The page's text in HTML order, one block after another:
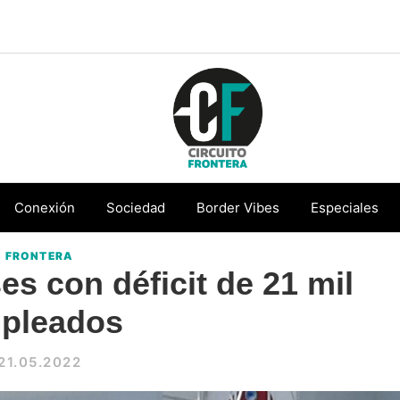
Conéctate
con
la
Conexión Sociedad Border Vibes Especiales
FRONTERA
con déficit de 21 mil